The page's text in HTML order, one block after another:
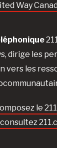
Way
dirige les
vers les
le 211